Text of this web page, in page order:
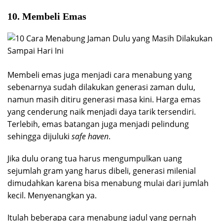
10. Membeli Emas
Membeli emas juga menjadi cara menabung yang
sebenarnya sudah dilakukan generasi zaman dulu,
namun masih ditiru generasi masa kini. Harga emas
yang cenderung naik menjadi daya tarik tersendiri.
Terlebih, emas batangan juga menjadi pelindung
sehingga dijuluki safe haven.
Jika dulu orang tua harus mengumpulkan uang
sejumlah gram yang harus dibeli, generasi milenial
dimudahkan karena bisa menabung mulai dari jumlah
kecil. Menyenangkan ya.
Itulah beberapa cara menabung jadul yang pernah